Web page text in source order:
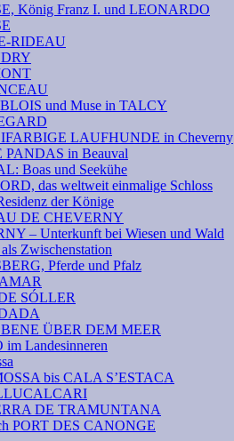
König Franz I. und LEONARDO
RIDEAU
BLOIS und Muse in TALCY
LAUFHUNDE in Cheverny
PANDAS in Beauval
Boas und Seekühe
das weltweit einmalige Schloss
der Könige
DE CHEVERNY
– Unterkunft bei Wiesen und Wald
Zwischenstation
Pferde und Pfalz
SÓLLER
ÜBER DEM MEER
Landesinneren
bis CALA S’ESTACA
DE TRAMUNTANA
PORT DES CANONGE